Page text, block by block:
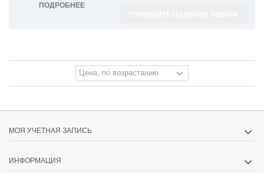
ПОДРОБНЕЕ
МОЯ УЧЕТНАЯ ЗАПИСЬ
ИНФОРМАЦИЯ